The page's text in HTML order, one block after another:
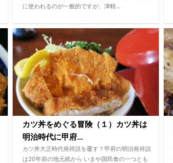
に使われるのが一般的ですが、津軽…
カツ丼をめぐる冒険（１）カツ丼は
明治時代に甲府...
カツ丼大正時代発祥説を覆す？甲府の明治発祥説
は20年前の地元紙から いまや国民食の一つとも